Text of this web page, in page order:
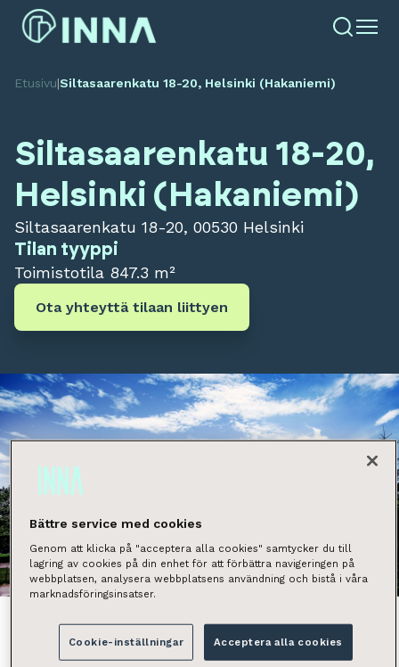
Etusivu|Siltasaarenkatu 18-20, Helsinki (Hakaniemi)
Siltasaarenkatu 18-20,
Helsinki (Hakaniemi)
Siltasaarenkatu 18-20, 00530 Helsinki
Tilan tyyppi
Toimistotila 847.3 m²
Ota yhteyttä tilaan liittyen
Näytä kaikki kuvat
Bättre service med cookies
Genom att klicka på "acceptera alla cookies" samtycker du till
lagring av cookies på din enhet för att förbättra navigeringen på
webbplatsen, analysera webbplatsens användning och bistå i våra
marknadsföringsinsatser.
Cookie-inställningar Acceptera alla cookies